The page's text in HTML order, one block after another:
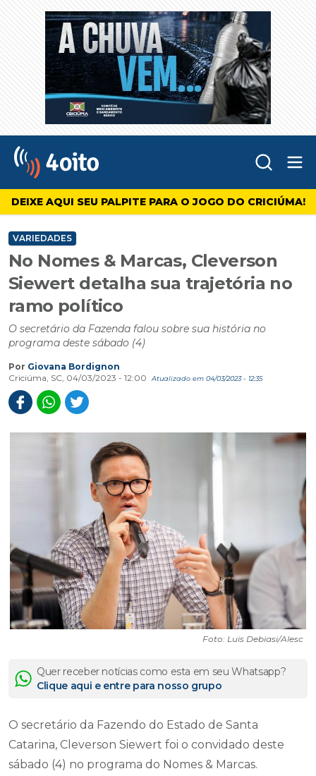
4oito
DEIXE AQUI SEU PALPITE PARA O JOGO DO CRICIÚMA!
VARIEDADES
No Nomes & Marcas, Cleverson
Siewert detalha sua trajetória no
ramo político
O secretário da Fazenda falou sobre sua história no
programa deste sábado (4)
Por Giovana Bordignon
Criciúma, SC, 04/03/2023 - 12:00
Atualizado em 04/03/2023 - 12:35
Foto: Luis Debiasi/Alesc
Quer receber notícias como esta em seu Whatsapp?
Clique aqui e entre para nosso grupo
O secretário da Fazendo do Estado de Santa
Catarina, Cleverson Siewert foi o convidado deste
sábado (4) no programa do Nomes & Marcas.